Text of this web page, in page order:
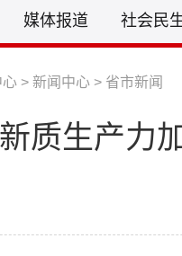
媒体报道 社会民
> 新闻中心 > 省市新闻
质生产力